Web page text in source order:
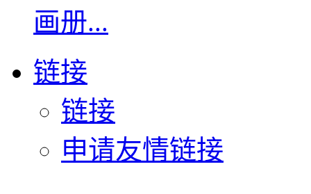
画册...
链接
链接
申请友情链接